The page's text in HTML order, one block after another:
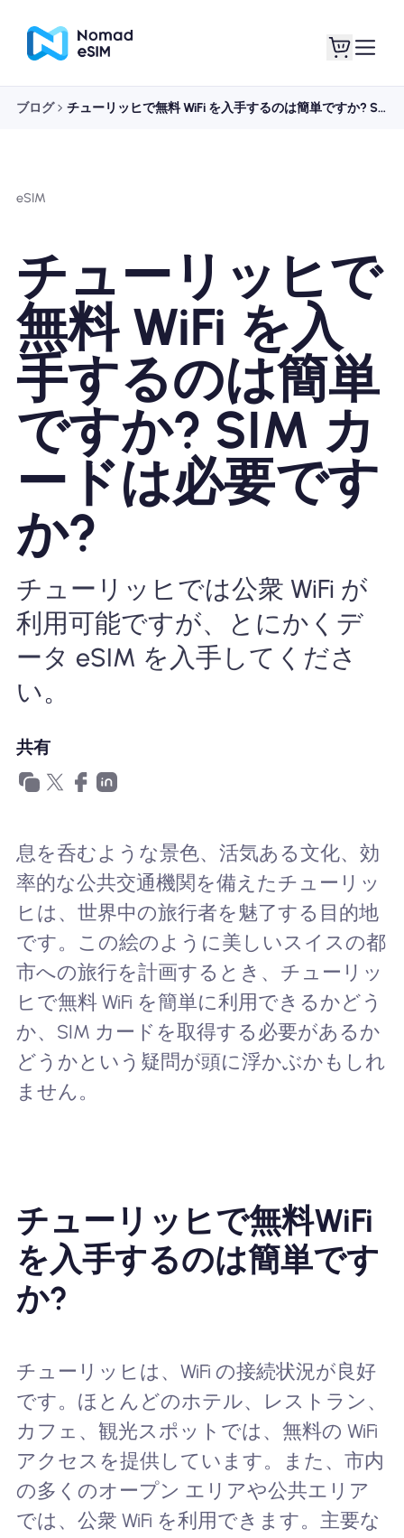
ショッププラン
eSIMについて
Nomad eSIMを使用する理由
eSIMの使用
企業
ブログ チューリッヒで無料 WiFi を入手するのは簡単ですか? SIM カードは必要ですか?
eSIM
チューリッヒで
無料 WiFi を入
手するのは簡単
ですか? SIM カ
ードは必要です
か?
チューリッヒでは公衆 WiFi が
利用可能ですが、とにかくデ
ータ eSIM を入手してくださ
い。
共有
息を呑むような景色、活気ある文化、効
率的な公共交通機関を備えたチューリッ
ヒは、世界中の旅行者を魅了する目的地
です。この絵のように美しいスイスの都
市への旅行を計画するとき、チューリッ
ヒで無料 WiFi を簡単に利用できるかどう
か、SIM カードを取得する必要があるか
どうかという疑問が頭に浮かぶかもしれ
ません。
チューリッヒで無料WiFi
を入手するのは簡単です
か?
チューリッヒは、WiFi の接続状況が良好
です。ほとんどのホテル、レストラン、
カフェ、観光スポットでは、無料の WiFi
アクセスを提供しています。また、市内
の多くのオープン エリアや公共エリア
では、公衆 WiFi を利用できます。主要な